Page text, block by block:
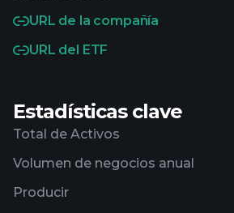
URL de la compañía
URL del ETF
Estadísticas clave
Total de Activos
Volumen de negocios anual
Producir